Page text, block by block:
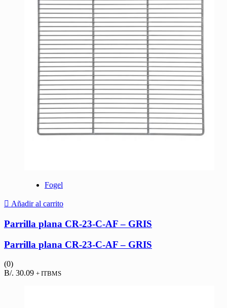
Fogel
Añadir al carrito
Parrilla plana CR-23-C-AF – GRIS
Parrilla plana CR-23-C-AF – GRIS
(0)
B/. 30.09 + ITBMS